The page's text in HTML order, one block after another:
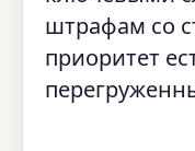
штрафам со
приоритет